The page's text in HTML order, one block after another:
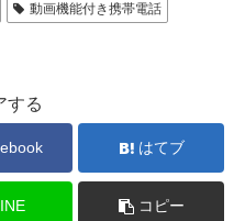
動画機能付き携帯電話
する
はてブ
コピー